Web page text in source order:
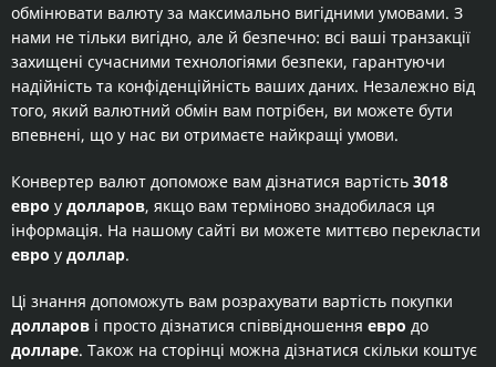
обмінювати валюту за максимально вигідними умовами. З
нами не тільки вигідно, але й безпечно: всі ваші транзакції
захищені сучасними технологіями безпеки, гарантуючи
надійність та конфіденційність ваших даних. Незалежно від
того, який валютний обмін вам потрібен, ви можете бути
впевнені, що у нас ви отримаєте найкращі умови.
Конвертер валют допоможе вам дізнатися вартість 3018
евро у долларов, якщо вам терміново знадобилася ця
інформація. На нашому сайті ви можете миттєво перекласти
евро у доллар.
Ці знання допоможуть вам розрахувати вартість покупки
долларов і просто дізнатися співвідношення евро до
долларе. Також на сторінці можна дізнатися скільки коштує